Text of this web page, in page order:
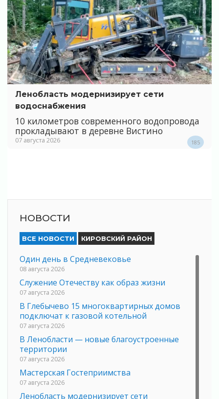
Ленобласть модернизирует сети
водоснабжения
10 километров современного водопровода
прокладывают в деревне Вистино
07 августа 2026 185
НОВОСТИ
ВСЕ НОВОСТИ КИРОВСКИЙ РАЙОН
Один день в Средневековье
08 августа 2026
Служение Отечеству как образ жизни
07 августа 2026
В Глебычево 15 многоквартирных домов
подключат к газовой котельной
07 августа 2026
В Ленобласти — новые благоустроенные
территории
07 августа 2026
Мастерская Гостеприимства
07 августа 2026
Ленобласть модернизирует сети